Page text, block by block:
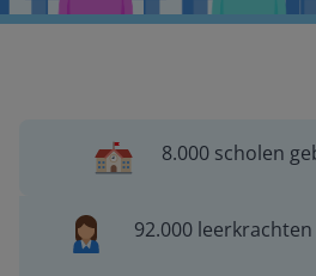
8.000 scholen
92.000